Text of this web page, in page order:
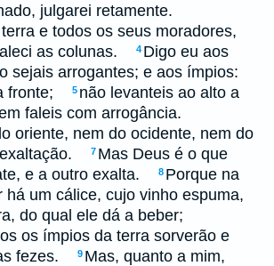
julgarei retamente.
e todos os seus moradores,
as colunas.
4 Digo eu aos
sejais arrogantes; e aos ímpios:
fronte;
5 não levanteis ao alto a
faleis com arrogância.
oriente, nem do ocidente, nem do
7 Mas Deus é o que
e a outro exalta.
8 Porque na
há um cálice, cujo vinho espuma,
do qual ele dá a beber;
os ímpios da terra sorverão e
fezes.
9 Mas, quanto a mim,